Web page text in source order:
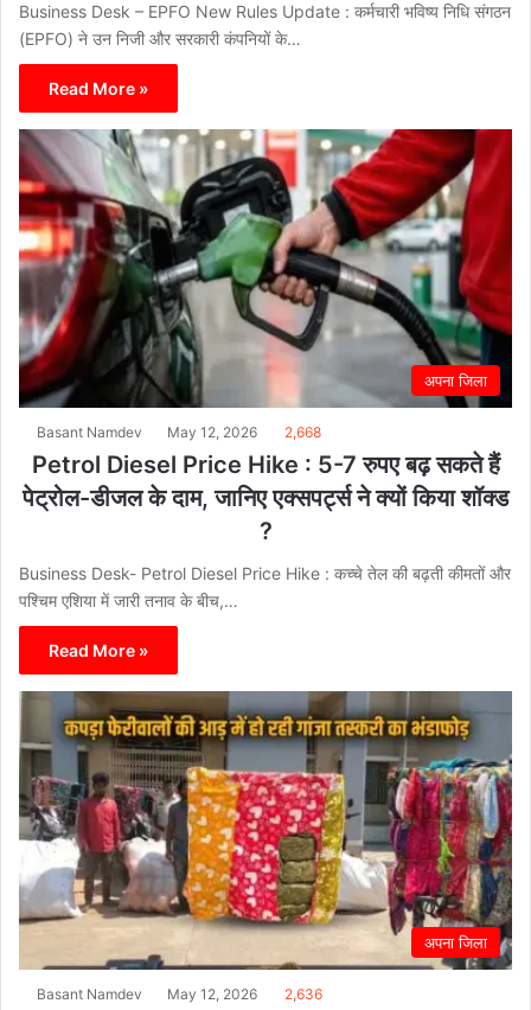
Business Desk – EPFO New Rules Update : कर्मचारी भविष्य निधि संगठन
(EPFO) ने उन निजी और सरकारी कंपनियों के…
Read More »
अपना जिला
Basant Namdev May 12, 2026 2,668
Petrol Diesel Price Hike : 5-7 रुपए बढ़ सकते हैं
पेट्रोल-डीजल के दाम, जानिए एक्सपर्ट्स ने क्यों किया शॉक्ड
?
Business Desk- Petrol Diesel Price Hike : कच्चे तेल की बढ़ती कीमतों और
पश्चिम एशिया में जारी तनाव के बीच,…
Read More »
अपना जिला
Basant Namdev May 12, 2026 2,636